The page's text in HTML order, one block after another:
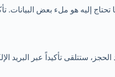
إليه هو ملء بعض البيانات.
ستتلقى تأكيداً عبر البريد